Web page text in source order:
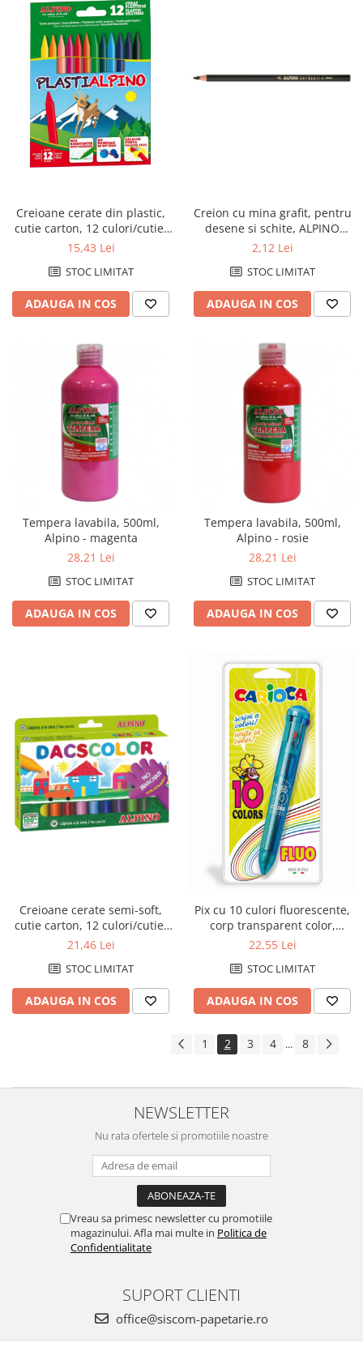
Creioane cerate din plastic,
cutie carton, 12 culori/cutie,
Plasti ALPINO
15,43 Lei
STOC LIMITAT
ADAUGA IN COS
Creion cu mina grafit, pentru
desene si schite, ALPINO
Carbonil
2,12 Lei
STOC LIMITAT
ADAUGA IN COS
Tempera lavabila, 500ml,
Alpino - magenta
28,21 Lei
STOC LIMITAT
ADAUGA IN COS
Tempera lavabila, 500ml,
Alpino - rosie
28,21 Lei
STOC LIMITAT
ADAUGA IN COS
Creioane cerate semi-soft,
cutie carton, 12 culori/cutie,
ALPINO DacsColor
21,46 Lei
STOC LIMITAT
ADAUGA IN COS
Pix cu 10 culori fluorescente,
corp transparent color,
blister, CARIOCA
22,55 Lei
STOC LIMITAT
ADAUGA IN COS
1 2 3 4 ... 8
NEWSLETTER
Nu rata ofertele si promotiile noastre
Vreau sa primesc newsletter cu promotiile
magazinului. Afla mai multe in Politica de
Confidentialitate
SUPORT CLIENTI
office@siscom-papetarie.ro